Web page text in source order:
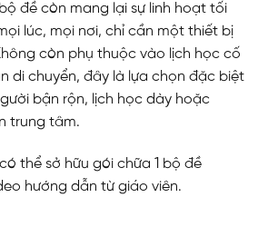
đề còn mang lại sự linh hoạt tối
lúc, mọi nơi, chỉ cần một thiết bị
còn phụ thuộc vào lịch học cố
di chuyển, đây là lựa chọn đặc biệt
bận rộn, lịch học dày hoặc
trung tâm.
thể sở hữu gói chữa 1 bộ đề
hướng dẫn từ giáo viên.